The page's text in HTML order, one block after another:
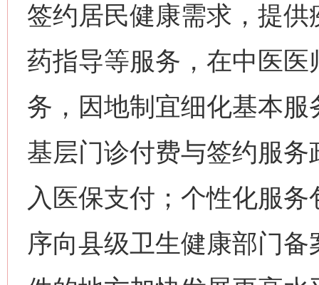
签约居民健康需求，提
药指导等服务，在中医
务，因地制宜细化基本
基层门诊付费与签约服
入医保支付；个性化服
序向县级卫生健康部门